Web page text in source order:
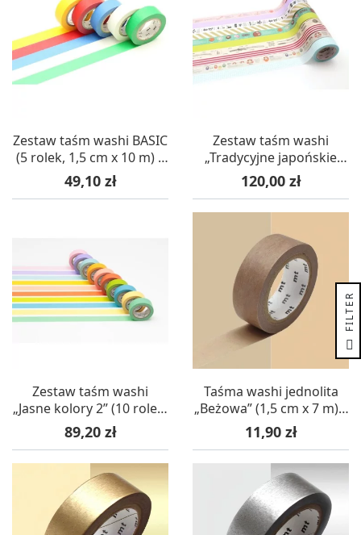
Zestaw taśm washi BASIC
(5 rolek, 1,5 cm x 10 m) –
mt masking tape
Cena
49,10 zł
Zestaw taśm washi
„Tradycyjne japońskie
wzory A” (10 rolek, 1,5 cm
x 7 m) – mt masking tape
Cena
120,00 zł
Zestaw taśm washi
„Jasne kolory 2” (10 rolek,
1,5 cm x 7 m) – mt
masking tape
Cena
89,20 zł
Taśma washi jednolita
„Beżowa” (1,5 cm x 7 m) –
mt masking tape
Cena
11,90 zł
R